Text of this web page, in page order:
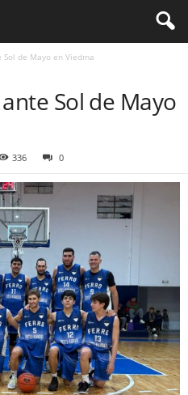
Sol de Mayo en Viedma
Sol de Mayo
336 0